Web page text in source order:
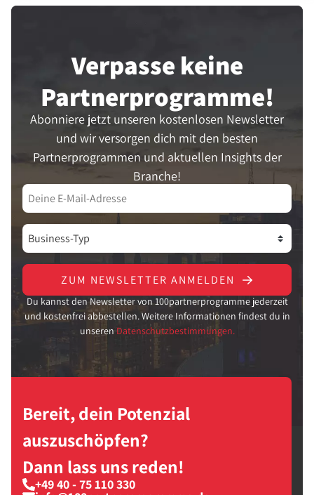
Verpasse keine
Partner­programme!
Abonniere jetzt unseren kostenlosen Newsletter
und wir versorgen dich mit den besten
Partnerprogrammen und aktuellen Insights der
Branche!
ZUM NEWSLETTER ANMELDEN
Du kannst den Newsletter von 100partnerprogramme jederzeit
und kostenfrei abbestellen. Weitere Informationen findest du in
unseren Datenschutzbestimmungen.
Bereit, dein Potenzial
auszuschöpfen?
Dann lass uns reden!
+49 40 - 75 110 330